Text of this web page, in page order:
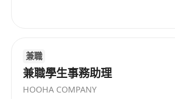
兼職
兼職學生事務助理
HOOHA COMPANY